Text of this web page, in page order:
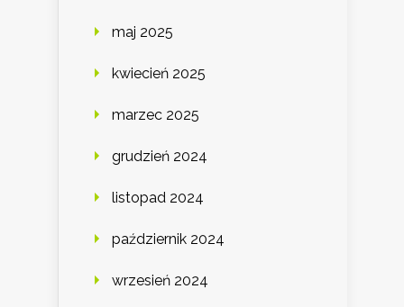
maj 2025
kwiecień 2025
marzec 2025
grudzień 2024
listopad 2024
październik 2024
wrzesień 2024